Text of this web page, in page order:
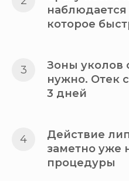
которое
Зоны уколов
нужно. Отек
3 дней
Действие
заметно уже
процедуры